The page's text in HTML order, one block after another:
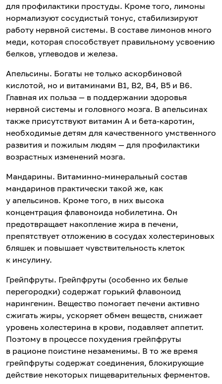
для профилактики простуды. Кроме того, лимоны
нормализуют сосудистый тонус, стабилизируют
работу нервной системы. В составе лимонов много
меди, которая способствует правильному усвоению
белков, углеводов и железа.
Апельсины. Богаты не только аскорбиновой
кислотой, но и витаминами В1, В2, В4, В5 и В6.
Главная их польза — в поддержании здоровья
нервной системы и головного мозга. В апельсинах
также присутствуют витамин А и бета-каротин,
необходимые детям для качественного умственного
развития и пожилым людям — для профилактики
возрастных изменений мозга.
Мандарины. Витаминно-минеральный состав
мандаринов практически такой же, как
у апельсинов. Кроме того, в них высока
концентрация флавоноида нобилетина. Он
предотвращает накопление жира в печени,
препятствует отложению в сосудах холестериновых
бляшек и повышает чувствительность клеток
к инсулину.
Грейпфруты. Грейпфруты (особенно их белые
перегородки) содержат горький флавоноид
нарингенин. Вещество помогает печени активно
сжигать жиры, ускоряет обмен веществ, снижает
уровень холестерина в крови, подавляет аппетит.
Поэтому в процессе похудения грейпфруты
в рационе поистине незаменимы. В то же время
грейпфруты содержат соединения, блокирующие
действие некоторых пищеварительных ферментов.